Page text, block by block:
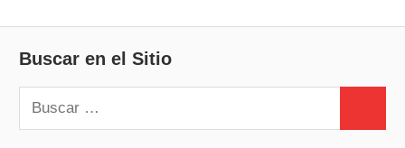
Buscar en el Sitio
Buscar: